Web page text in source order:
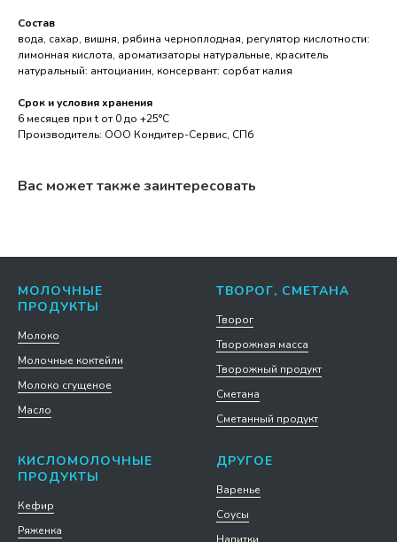
Состав
вода, сахар, вишня, рябина черноплодная, регулятор кислотности:
лимонная кислота, ароматизаторы натуральные, краситель
натуральный: антоцианин, консервант: сорбат калия
Срок и условия хранения
6 месяцев при t от 0 до +25°С
Производитель: ООО Кондитер-Сервис, СПб
Вас может также заинтересовать
МОЛОЧНЫЕ
ПРОДУКТЫ
Молоко
Молочные коктейли
Молоко сгущеное
Масло
ТВОРОГ, СМЕТАНА
Творог
Творожная масса
Творожный продукт
Сметана
Сметанный продукт
КИСЛОМОЛОЧНЫЕ
ПРОДУКТЫ
Кефир
Ряженка
ДРУГОЕ
Варенье
Соусы